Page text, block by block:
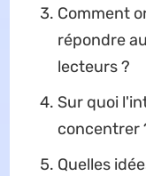
Comment
répondre
lecteurs ?
Sur quoi
concentrer
Quelles